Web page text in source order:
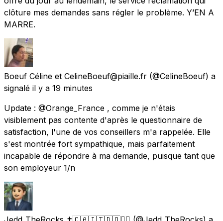
clôture mes demandes sans régler le problème. Y’EN A
MARRE.
Boeuf Céline et CelineBoeuf@piaille.fr (@CelineBoeuf) a
signalé il y a 19 minutes
Update : @Orange_France , comme je n'étais
visiblement pas contente d'après le questionnaire de
satisfaction, l'une de vos conseillers m'a rappelée. Elle
s'est montrée fort sympathique, mais parfaitement
incapable de répondre à ma demande, puisque tant que
son employeur 1/n